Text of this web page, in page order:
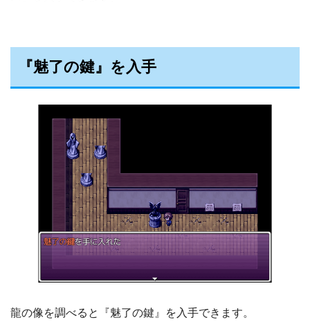
『魅了の鍵』を入手
龍の像を調べると『魅了の鍵』を入手できます。